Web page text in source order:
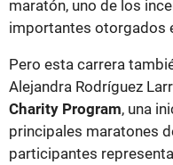
maratón, uno de los
importantes otorgados
Pero esta carrera
Alejandra Rodríguez
Charity Program, una
principales maratones
participantes